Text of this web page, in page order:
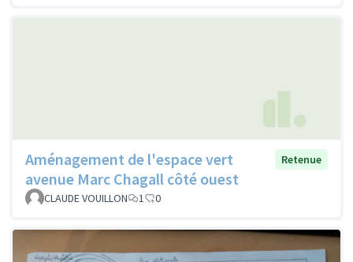
Aménagement de l'espace vert
avenue Marc Chagall côté ouest
Retenue
CLAUDE VOUILLON 1 0